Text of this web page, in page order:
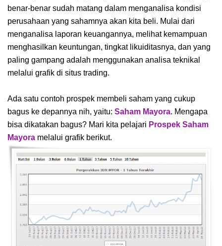
benar-benar sudah matang dalam menganalisa kondisi
perusahaan yang sahamnya akan kita beli. Mulai dari
menganalisa laporan keuangannya, melihat kemampuan
menghasilkan keuntungan, tingkat likuiditasnya, dan yang
paling gampang adalah menggunakan analisa teknikal
melalui grafik di situs trading.
Ada satu contoh prospek membeli saham yang cukup
bagus ke depannya nih, yaitu: Saham Mayora. Mengapa
bisa dikatakan bagus? Mari kita pelajari Prospek Saham
Mayora melalui grafik berikut.